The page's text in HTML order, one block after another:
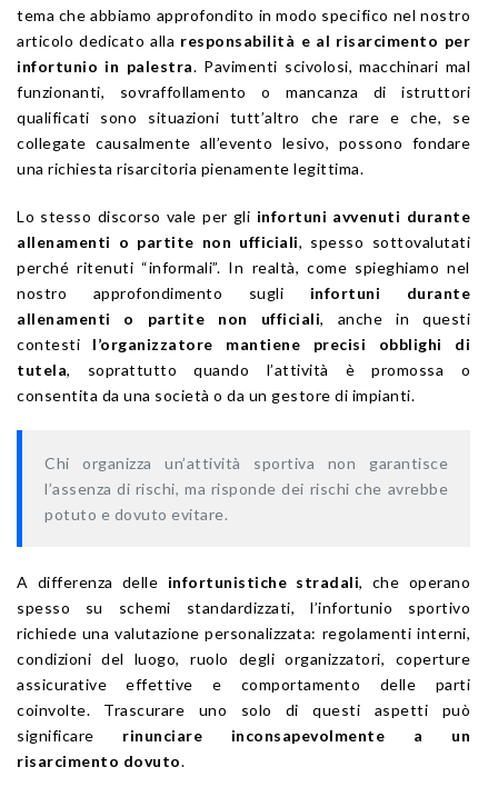
tema che abbiamo approfondito in modo specifico nel nostro
articolo dedicato alla responsabilità e al risarcimento per
infortunio in palestra. Pavimenti scivolosi, macchinari mal
funzionanti, sovraffollamento o mancanza di istruttori
qualificati sono situazioni tutt’altro che rare e che, se
collegate causalmente all’evento lesivo, possono fondare
una richiesta risarcitoria pienamente legittima.
Lo stesso discorso vale per gli infortuni avvenuti durante
allenamenti o partite non ufficiali, spesso sottovalutati
perché ritenuti “informali”. In realtà, come spieghiamo nel
nostro approfondimento sugli infortuni durante
allenamenti o partite non ufficiali, anche in questi
contesti l’organizzatore mantiene precisi obblighi di
tutela, soprattutto quando l’attività è promossa o
consentita da una società o da un gestore di impianti.
Chi organizza un’attività sportiva non garantisce
l’assenza di rischi, ma risponde dei rischi che avrebbe
potuto e dovuto evitare.
A differenza delle infortunistiche stradali, che operano
spesso su schemi standardizzati, l’infortunio sportivo
richiede una valutazione personalizzata: regolamenti interni,
condizioni del luogo, ruolo degli organizzatori, coperture
assicurative effettive e comportamento delle parti
coinvolte. Trascurare uno solo di questi aspetti può
significare rinunciare inconsapevolmente a un
risarcimento dovuto.